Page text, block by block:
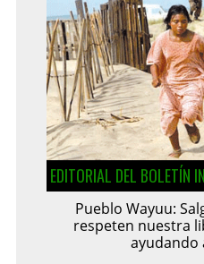
EDITORIAL DEL BOLETÍN
Pueblo Wayuu:
respeten nuestra
ayudando